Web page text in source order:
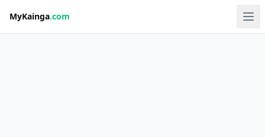
MyKainga.com